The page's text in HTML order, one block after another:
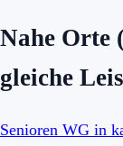
Nahe Orte
gleiche
Senioren WG in